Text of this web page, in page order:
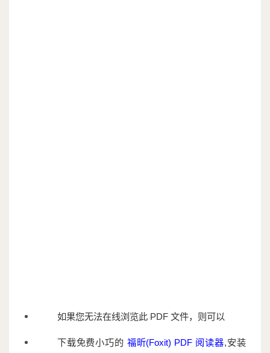
如果您无法在线浏览此 PDF 文件，则可以
下载免费小巧的 福昕(Foxit) PDF 阅读器,安装